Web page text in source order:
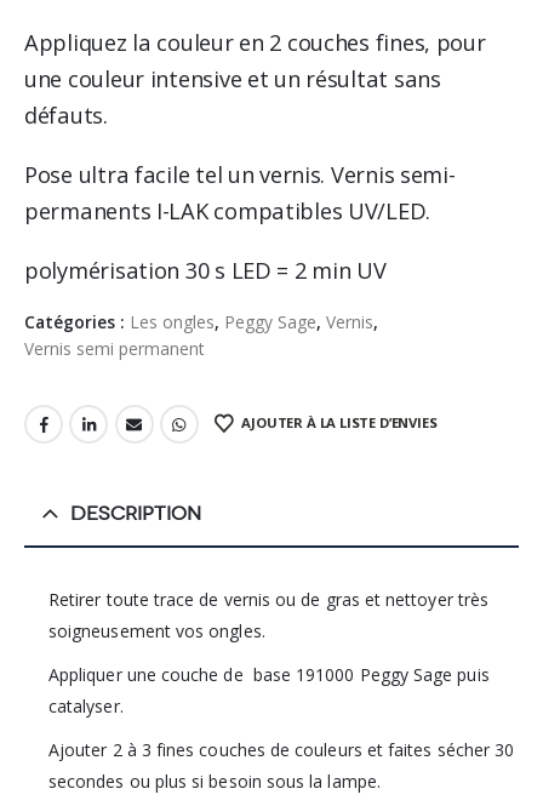
Appliquez la couleur en 2 couches fines, pour
une couleur intensive et un résultat sans
défauts.
Pose ultra facile tel un vernis. Vernis semi-
permanents I-LAK compatibles UV/LED.
polymérisation 30 s LED = 2 min UV
Catégories : Les ongles, Peggy Sage, Vernis,
Vernis semi permanent
AJOUTER À LA LISTE D’ENVIES
DESCRIPTION
Retirer toute trace de vernis ou de gras et nettoyer très
soigneusement vos ongles.
Appliquer une couche de base 191000 Peggy Sage puis
catalyser.
Ajouter 2 à 3 fines couches de couleurs et faites sécher 30
secondes ou plus si besoin sous la lampe.